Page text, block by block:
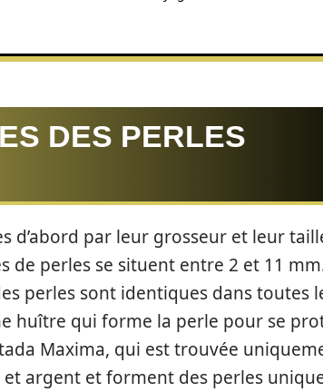
DES PERLES
d’abord par leur grosseur et leur
de perles se situent entre 2 et 11
perles sont identiques dans toutes
huître qui forme la perle pour se
Maxima, qui est trouvée
et argent et forment des perles